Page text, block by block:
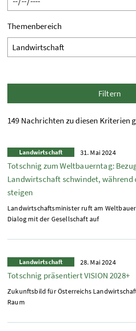
Themenbereich
Filtern
149 Nachrichten zu diesen Kriterien
Landwirtschaft 31. Mai 2024
Totschnig zum Weltbauerntag:
Landwirtschaft schwindet, während
steigen
Landwirtschaftsminister ruft am
Dialog mit der Gesellschaft auf
Landwirtschaft 28. Mai 2024
Totschnig präsentiert VISION 2028+
Zukunftsbild für Österreichs
Raum